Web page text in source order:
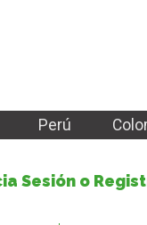
Perú
Sesión o